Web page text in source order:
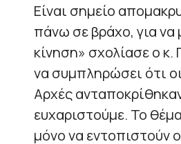
Είναι σημείο
πάνω σε βράχο, για να
κίνηση» σχολίασε ο
να συμπληρώσει ότι
Αρχές
ευχαριστούμε. Το
μόνο να εντοπιστούν